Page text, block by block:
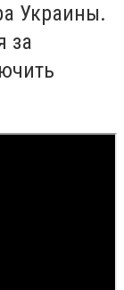
Украины.
за